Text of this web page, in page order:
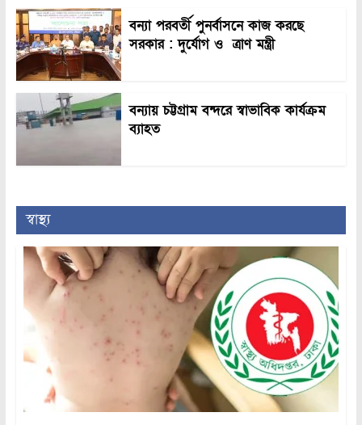
বন্যা পরবর্তী পুনর্বাসনে কাজ করছে
সরকার : দুর্যোগ ও ত্রাণ মন্ত্রী
বন্যায় চট্টগ্রাম বন্দরে স্বাভাবিক কার্যক্রম
ব্যাহত
স্বাস্থ্য